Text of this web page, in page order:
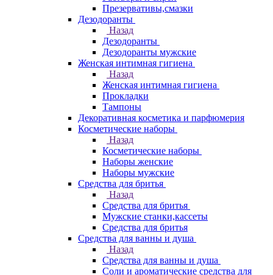
Презервативы,смазки
Дезодоранты
Назад
Дезодоранты
Дезодоранты мужские
Женская интимная гигиена
Назад
Женская интимная гигиена
Прокладки
Тампоны
Декоративная косметика и парфюмерия
Косметические наборы
Назад
Косметические наборы
Наборы женские
Наборы мужские
Средства для бритья
Назад
Средства для бритья
Мужские станки,кассеты
Средства для бритья
Средства для ванны и душа
Назад
Средства для ванны и душа
Соли и ароматические средства для